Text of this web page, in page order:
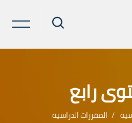
رابع
المقررات الدراسية